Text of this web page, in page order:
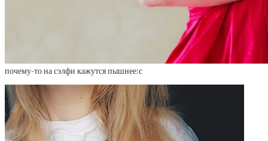
почему-то на сэлфи кажутся пышнее:с